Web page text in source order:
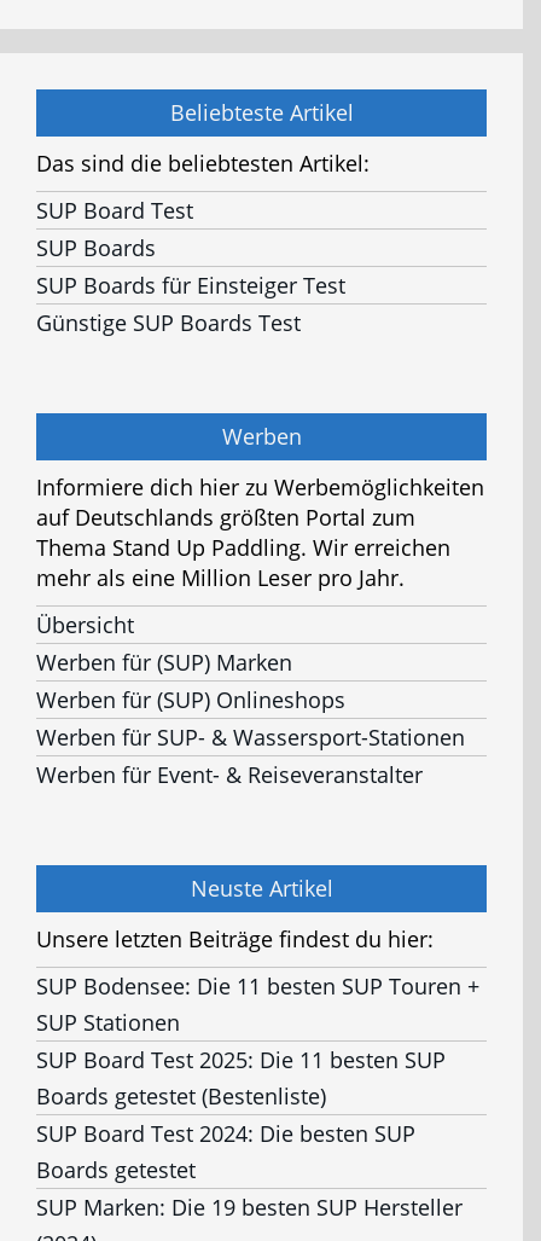
Beliebteste Artikel
Das sind die beliebtesten Artikel:
SUP Board Test
SUP Boards
SUP Boards für Einsteiger Test
Günstige SUP Boards Test
Werben
Informiere dich hier zu Werbemöglichkeiten
auf Deutschlands größten Portal zum
Thema Stand Up Paddling. Wir erreichen
mehr als eine Million Leser pro Jahr.
Übersicht
Werben für (SUP) Marken
Werben für (SUP) Onlineshops
Werben für SUP- & Wassersport-Stationen
Werben für Event- & Reiseveranstalter
Neuste Artikel
Unsere letzten Beiträge findest du hier:
SUP Bodensee: Die 11 besten SUP Touren +
SUP Stationen
SUP Board Test 2025: Die 11 besten SUP
Boards getestet (Bestenliste)
SUP Board Test 2024: Die besten SUP
Boards getestet
SUP Marken: Die 19 besten SUP Hersteller